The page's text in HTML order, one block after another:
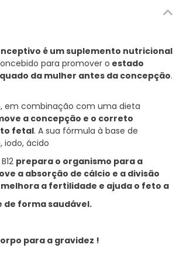
é um suplemento nutricional
para promover o estado
da mulher antes da concepção.
em combinação com uma dieta
a concepção e o correto
fetal. A sua fórmula à base de
iodo, ácido
prepara o organismo para a
a absorção de cálcio e a divisão
a fertilidade e ajuda o feto a
de forma saudável.
para a gravidez !